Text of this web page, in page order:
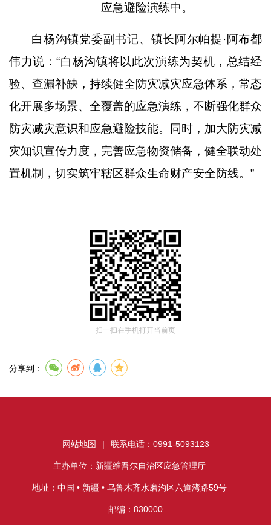
应急避险演练中。
白杨沟镇党委副书记、镇长阿尔帕提·阿布都
伟力说：“白杨沟镇将以此次演练为契机，总结经
验、查漏补缺，持续健全防灾减灾应急体系，常态
化开展多场景、全覆盖的应急演练，不断强化群众
防灾减灾意识和应急避险技能。同时，加大防灾减
灾知识宣传力度，完善应急物资储备，健全联动处
置机制，切实筑牢辖区群众生命财产安全防线。”
扫一扫在手机打开当前页
分享到：
网站地图 | 联系电话：0991-5093123
主办单位：新疆维吾尔自治区应急管理厅
地址：中国 • 新疆 • 乌鲁木齐水磨沟区六道湾路59号
邮编：830000